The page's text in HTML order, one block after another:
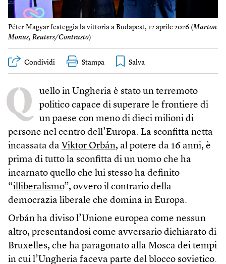
Péter Magyar festeggia la vittoria a Budapest, 12 aprile 2026 (Marton
Monus, Reuters/Contrasto)
Condividi Stampa
Q uello in Ungheria è stato un terremoto
politico capace di superare le frontiere di
un paese con meno di dieci milioni di
persone nel centro dell’Europa. La sconfitta netta
incassata da Viktor Orbán, al potere da 16 anni, è
prima di tutto la sconfitta di un uomo che ha
incarnato quello che lui stesso ha definito
“illiberalismo”, ovvero il contrario della
democrazia liberale che domina in Europa.
Orbán ha diviso l’Unione europea come nessun
altro, presentandosi come avversario dichiarato di
Bruxelles, che ha paragonato alla Mosca dei tempi
in cui l’Ungheria faceva parte del blocco sovietico.